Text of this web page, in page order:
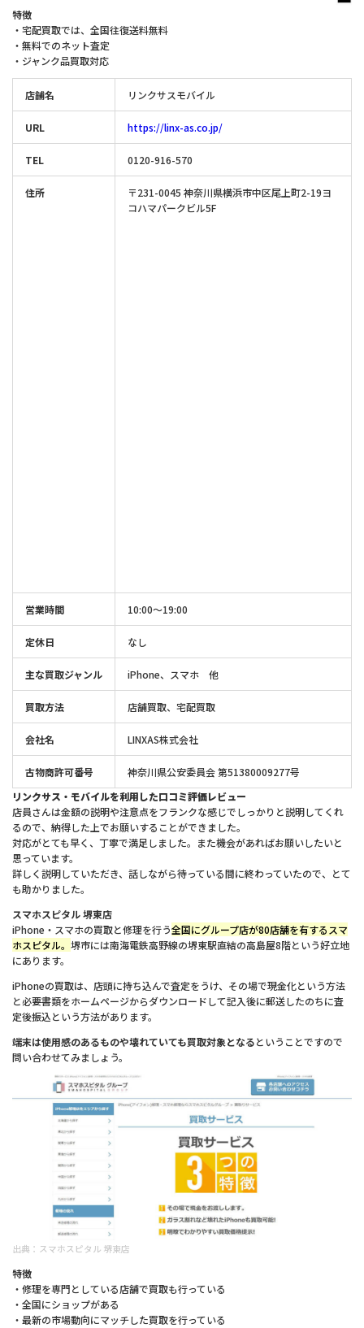
特徴
・宅配買取では、全国往復送料無料
・無料でのネット査定
・ジャンク品買取対応
店舗名 リンクサスモバイル
URL https://linx-as.co.jp/
TEL 0120-916-570
住所
〒231-0045 神奈川県横浜市中区尾上町2-19ヨ
コハマパークビル5F
営業時間 10:00〜19:00
定休日 なし
主な買取ジャンル iPhone、スマホ 他
買取方法 店舗買取、宅配買取
会社名 LINXAS株式会社
古物商許可番号
神奈川県公安委員会 第51380009277号
リンクサス・モバイルを利用した口コミ評価レビュー
店員さんは金額の説明や注意点をフランクな感じでしっかりと説明してくれ
るので、納得した上でお願いすることができました。
対応がとても早く、丁寧で満足しました。また機会があればお願いしたいと
思っています。
詳しく説明していただき、話しながら待っている間に終わっていたので、とて
も助かりました。
スマホスピタル 堺東店
iPhone・スマホの買取と修理を行う全国にグループ店が80店舗を有するスマ
ホスピタル。 堺市には南海電鉄高野線の堺東駅直結の高島屋8階という好立地
にあります。
iPhoneの買取は、店頭に持ち込んで査定をうけ、その場で現金化という方法
と必要書類をホームページからダウンロードして記入後に郵送したのちに査
定後振込という方法があります。
端末は使用感のあるものや壊れていても買取対象となるということですので
問い合わせてみましょう。
出典： スマホスピタル 堺東店
特徴
・修理を専門としている店舗で買取も行っている
・全国にショップがある
・最新の市場動向にマッチした買取を行っている